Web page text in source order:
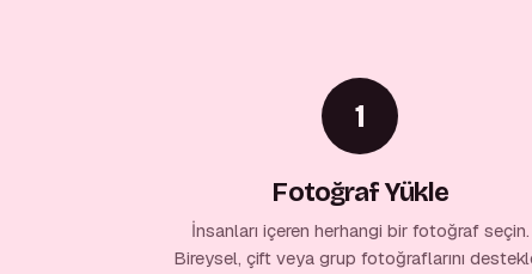
1
Fotoğraf Yükle
İnsanları içeren herhangi bir fotoğraf seçin.
Bireysel, çift veya grup fotoğraflarını